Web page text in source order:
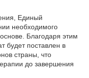
Единый
необходимого
Благодаря этим
будет поставлен в
страны, что
до завершения